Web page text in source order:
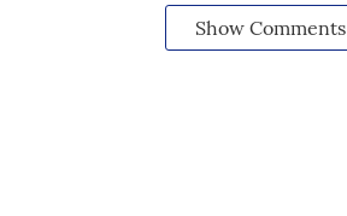
Show Comments